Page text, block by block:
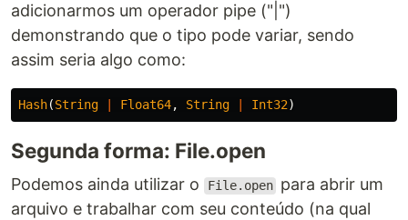
adicionarmos um operador pipe ("|")
demonstrando que o tipo pode variar, sendo
assim seria algo como:
Hash(String Float64, String Int32)
Segunda forma: File.open
Podemos ainda utilizar o File.open para abrir um
arquivo e trabalhar com seu conteúdo (na qual